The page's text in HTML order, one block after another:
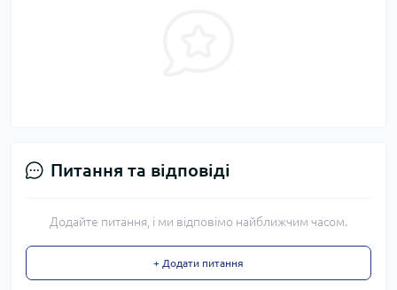
Питання та відповіді
Додайте питання, і ми відповімо найближчим часом.
+ Додати питання